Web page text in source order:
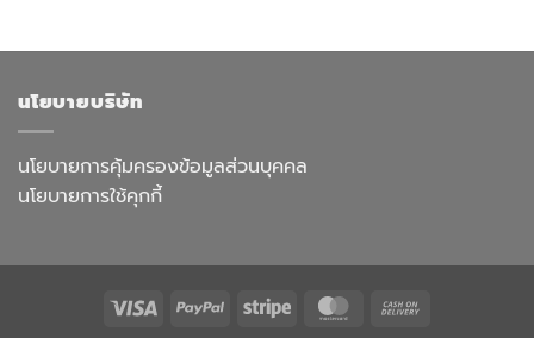
นโยบายบริษัท
นโยบายการคุ้มครองข้อมูลส่วนบุคคล
นโยบายการใช้คุกกี้
Visa PayPal Stripe MasterCard